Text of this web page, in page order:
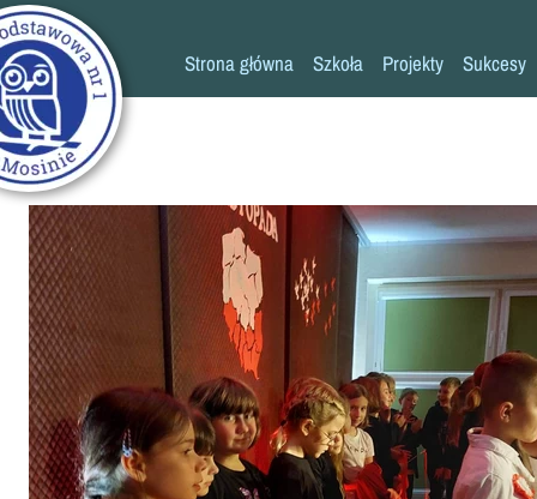
Strona główna Szkoła
Historia szkoły
Pedagog
Pielęgniarka
Biblioteka
Stołówka
Świetlica
Projekty Sukcesy